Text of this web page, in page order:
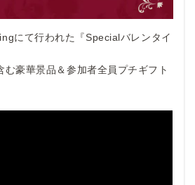
にて行われた『Specialバレンタイ
む豪華景品＆参加者全員プチギフト